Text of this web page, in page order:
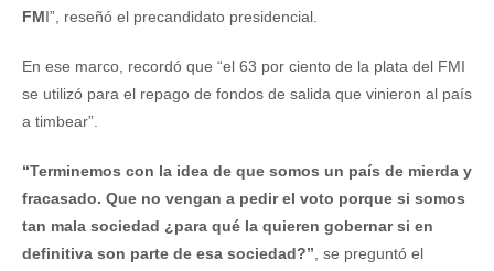
FMI”, reseñó el precandidato presidencial.
En ese marco, recordó que “el 63 por ciento de la plata del FMI
se utilizó para el repago de fondos de salida que vinieron al país
a timbear”.
“Terminemos con la idea de que somos un país de mierda y
fracasado. Que no vengan a pedir el voto porque si somos
tan mala sociedad ¿para qué la quieren gobernar si en
definitiva son parte de esa sociedad?”, se preguntó el